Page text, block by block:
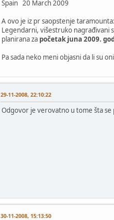
Spain 20 March 2009
A ovo je iz pr saopstenje taramounta:
Legendarni, višestruko nagrađivani
planirana za početak juna 2009.
Pa sada neko meni objasni da li su
29-11-2008, 22:10:22
Odgovor je verovatno u tome šta se
30-11-2008, 15:13:50